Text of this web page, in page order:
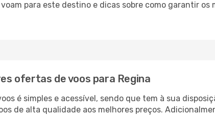
para este destino e dicas sobre como garantir
ofertas de voos para Regina
é simples e acessível, sendo que tem à sua
de alta qualidade aos melhores preços.